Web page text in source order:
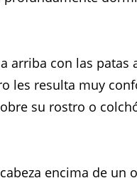
arriba con las patas
les resulta muy
su rostro o
encima de un